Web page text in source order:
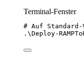
Terminal-Fenster
# Auf
. \Deploy-